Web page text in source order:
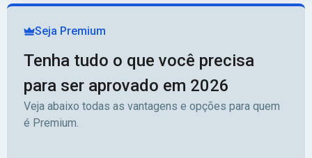
Seja Premium
Tenha tudo o que você precisa
para ser aprovado em 2026
Veja abaixo todas as vantagens e opções para quem
é Premium.